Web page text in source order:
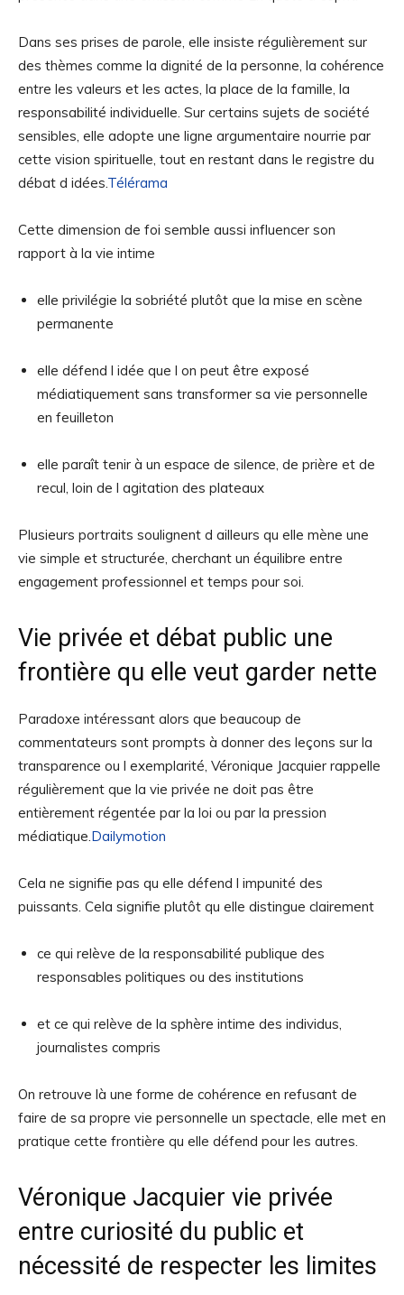
Dans ses prises de parole, elle insiste régulièrement sur
des thèmes comme la dignité de la personne, la cohérence
entre les valeurs et les actes, la place de la famille, la
responsabilité individuelle. Sur certains sujets de société
sensibles, elle adopte une ligne argumentaire nourrie par
cette vision spirituelle, tout en restant dans le registre du
débat d idées.Télérama
Cette dimension de foi semble aussi influencer son
rapport à la vie intime
elle privilégie la sobriété plutôt que la mise en scène
permanente
elle défend l idée que l on peut être exposé
médiatiquement sans transformer sa vie personnelle
en feuilleton
elle paraît tenir à un espace de silence, de prière et de
recul, loin de l agitation des plateaux
Plusieurs portraits soulignent d ailleurs qu elle mène une
vie simple et structurée, cherchant un équilibre entre
engagement professionnel et temps pour soi.
Vie privée et débat public une
frontière qu elle veut garder nette
Paradoxe intéressant alors que beaucoup de
commentateurs sont prompts à donner des leçons sur la
transparence ou l exemplarité, Véronique Jacquier rappelle
régulièrement que la vie privée ne doit pas être
entièrement régentée par la loi ou par la pression
médiatique.Dailymotion
Cela ne signifie pas qu elle défend l impunité des
puissants. Cela signifie plutôt qu elle distingue clairement
ce qui relève de la responsabilité publique des
responsables politiques ou des institutions
et ce qui relève de la sphère intime des individus,
journalistes compris
On retrouve là une forme de cohérence en refusant de
faire de sa propre vie personnelle un spectacle, elle met en
pratique cette frontière qu elle défend pour les autres.
Véronique Jacquier vie privée
entre curiosité du public et
nécessité de respecter les limites